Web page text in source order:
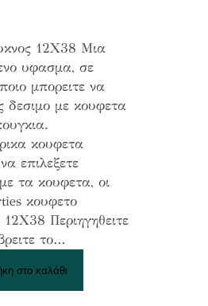
12Χ38 Μια
υφασμα, σε
μπορειτε να
δεσιμο με κουφετα
κουφετα
επιλεξετε
τα κουφετα, οι
κουφετο
Περιηγηθειτε
το…
στο καλάθι